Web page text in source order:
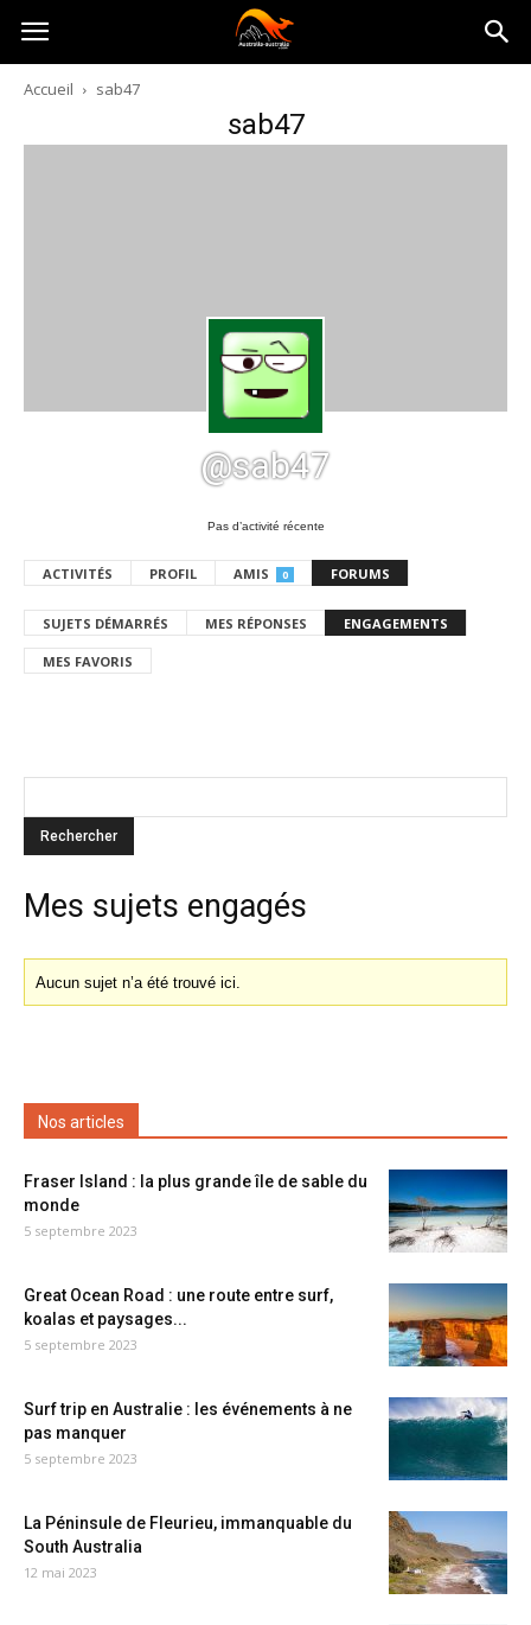
Australia-
australie.com
Accueil sab47
sab47
@sab47
Pas d’activité récente
ACTIVITÉS PROFIL AMIS 0 FORUMS
SUJETS DÉMARRÉS MES RÉPONSES ENGAGEMENTS
MES FAVORIS
Mes sujets engagés
Aucun sujet n’a été trouvé ici.
Nos articles
Fraser Island : la plus grande île de sable du
monde
5 septembre 2023
Great Ocean Road : une route entre surf,
koalas et paysages...
5 septembre 2023
Surf trip en Australie : les événements à ne
pas manquer
5 septembre 2023
La Péninsule de Fleurieu, immanquable du
South Australia
12 mai 2023